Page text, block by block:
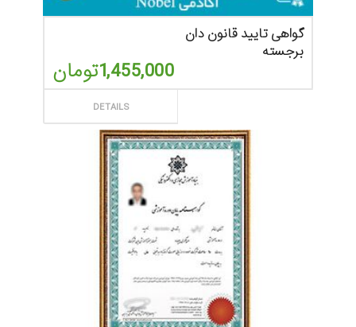
گواهی تایید قانون دان
برجسته
1,455,000تومان
DETAILS